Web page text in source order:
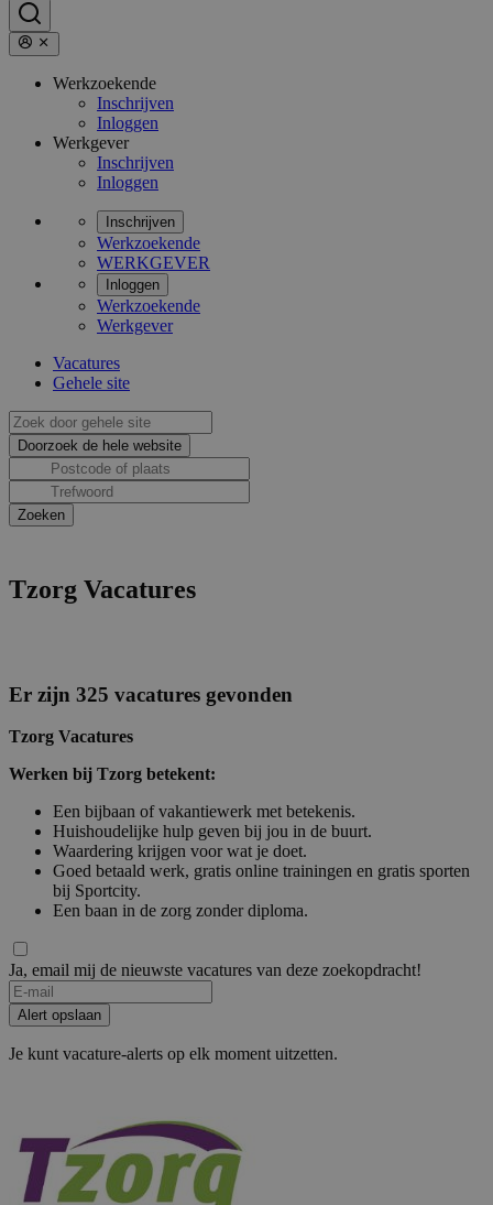
Werkzoekende
Inschrijven
Inloggen
Werkgever
Inschrijven
Inloggen
Inschrijven
Werkzoekende
WERKGEVER
Inloggen
Werkzoekende
Werkgever
Vacatures
Gehele site
Tzorg Vacatures
Er zijn 325 vacatures gevonden
Tzorg Vacatures
Werken bij Tzorg betekent:
Een bijbaan of vakantiewerk met betekenis.
Huishoudelijke hulp geven bij jou in de buurt.
Waardering krijgen voor wat je doet.
Goed betaald werk, gratis online trainingen en gratis sporten
bij Sportcity.
Een baan in de zorg zonder diploma.
Ja, email mij de nieuwste vacatures van deze zoekopdracht!
If
you
are
a
Alert opslaan
Je kunt vacature-alerts op elk moment uitzetten.